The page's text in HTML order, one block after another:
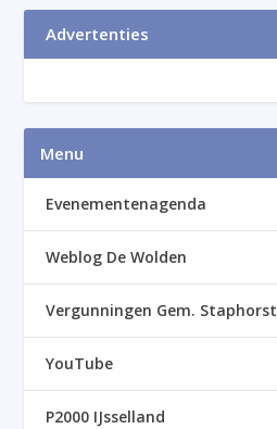
Advertenties
Menu
Evenementenagenda
Weblog De Wolden
Vergunningen Gem. Staphorst
YouTube
P2000 IJsselland